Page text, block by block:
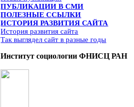
ПУБЛИКАЦИИ В СМИ
ПОЛЕЗНЫЕ ССЫЛКИ
ИСТОРИЯ РАЗВИТИЯ САЙТА
История развития сайта
Так выглядел сайт в разные годы
Институт социологии ФНИСЦ РАН